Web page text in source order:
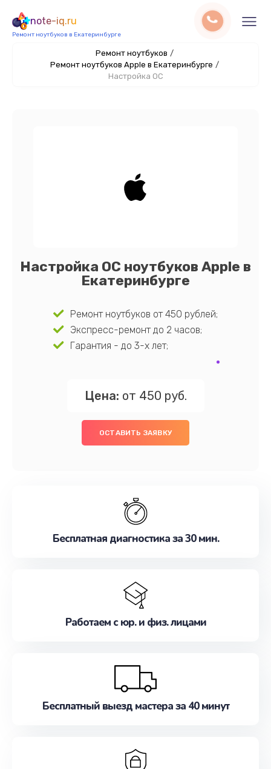
note-iq.ru
Ремонт ноутбуков в Екатеринбурге
Ремонт ноутбуков /
Ремонт ноутбуков Apple в Екатеринбурге /
Настройка ОС
Настройка ОС ноутбуков Apple в
Екатеринбурге
Ремонт ноутбуков от 450 рублей;
Экспресс-ремонт до 2 часов;
Гарантия - до 3-х лет;
Цена: от 450 руб.
ОСТАВИТЬ ЗАЯВКУ
Бесплатная диагностика за 30 мин.
Работаем с юр. и физ. лицами
Бесплатный выезд мастера за 40 минут